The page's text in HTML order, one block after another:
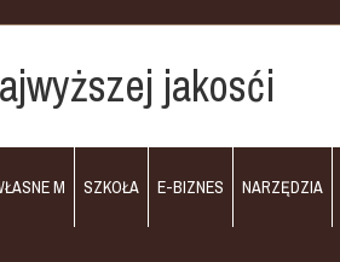
jakosći
M SZKOŁA E-BIZNES NARZĘDZIA